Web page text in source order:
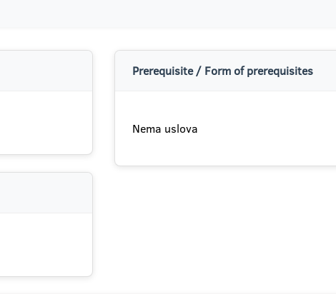
Prerequisite / Form of prerequisites
Nema uslova